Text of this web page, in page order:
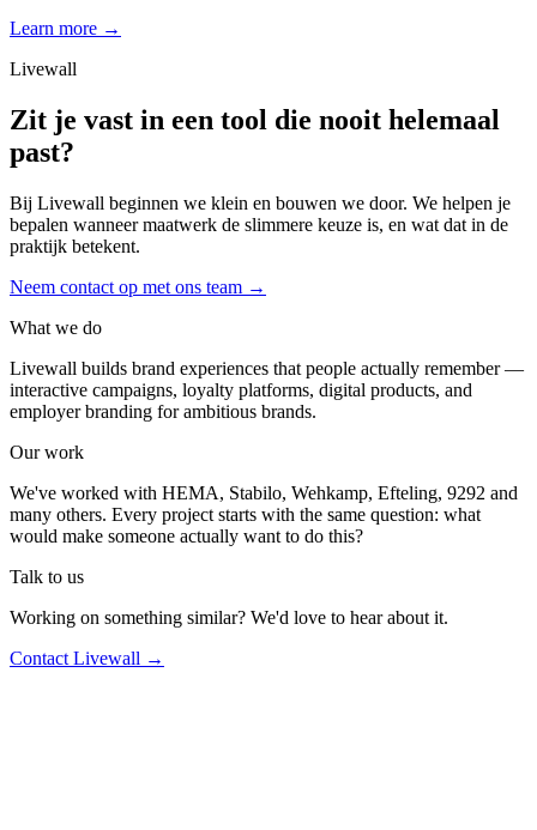
Learn more →
Livewall
Zit je vast in een tool die nooit helemaal
past?
Bij Livewall beginnen we klein en bouwen we door. We helpen je
bepalen wanneer maatwerk de slimmere keuze is, en wat dat in de
praktijk betekent.
Neem contact op met ons team →
What we do
Livewall builds brand experiences that people actually remember —
interactive campaigns, loyalty platforms, digital products, and
employer branding for ambitious brands.
Our work
We've worked with HEMA, Stabilo, Wehkamp, Efteling, 9292 and
many others. Every project starts with the same question: what
would make someone actually want to do this?
Talk to us
Working on something similar? We'd love to hear about it.
Contact Livewall →